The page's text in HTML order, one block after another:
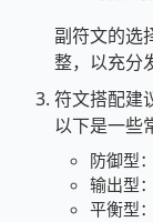
副符文的选
整，以充分
符文搭配建
以下是一些
防御型
输出型
平衡型